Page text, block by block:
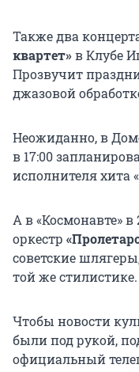
Также два
квартет»в Клубе
Прозвучит
джазовой
Неожиданно, в
в 17:00
исполнителя хита
А в «Космонавте» в
оркестр
советские
той же стилистике.
Чтобы новости
были под рукой,
официальный